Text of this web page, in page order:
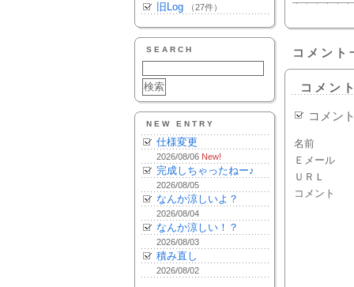
旧Log （27件）
SEARCH
NEW ENTRY
仕様変更
2026/08/06 New!
完成しちゃったねー♪
2026/08/05
なんか涼しいよ？
2026/08/04
なんか涼しい！？
2026/08/03
積み直し
2026/08/02
コメント
コメン
コメン
名前
Ｅメール
ＵＲＬ
コメント